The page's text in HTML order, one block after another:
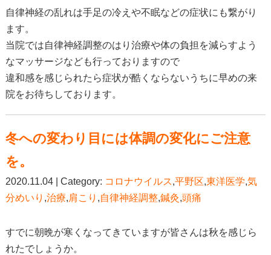
自律神経の乱れは手足の冷えや不眠などの症状にも繋がり
ます。
当院では自律神経調整のはり治療や体の負担を減らすよう
なマッサージなども行っておりますので
違和感を感じられたら症状が酷くならないうちに早めの来
院をお待ちしております。
冬への変わり目には体調の変化にご注意
を。
2020.11.04 | Category: コロナウイルス,平野区,東洋医学,気
分めいり ,治療,肩こり ,自律神経調整,鍼灸,頭痛
すでに朝晩が寒くなってきていますが皆さんは秋を感じら
れたでしょうか。